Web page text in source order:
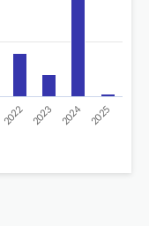
2022 2023 2024 2025